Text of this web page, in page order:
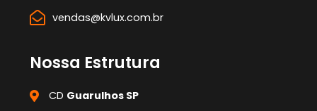
vendas@kvlux.com.br
Nossa Estrutura
CD Guarulhos SP